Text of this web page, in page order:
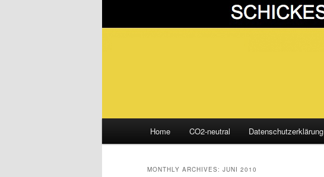
Skip
Skip
Home CO2-neutral Datenschutzerklärung
MONTHLY ARCHIVES: JUNI 2010